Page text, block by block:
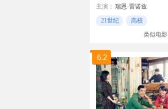
主演： 瑞恩·雷诺兹
塔拉·雷德
卡尔·潘
21世纪
高校
类似电影
6.2